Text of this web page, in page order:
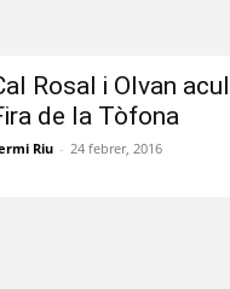
Rosal i Olvan
de la Tòfona
Riu - 24 febrer, 2016